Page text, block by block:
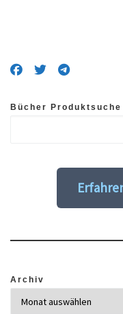
Bücher Produktsuche
Archiv